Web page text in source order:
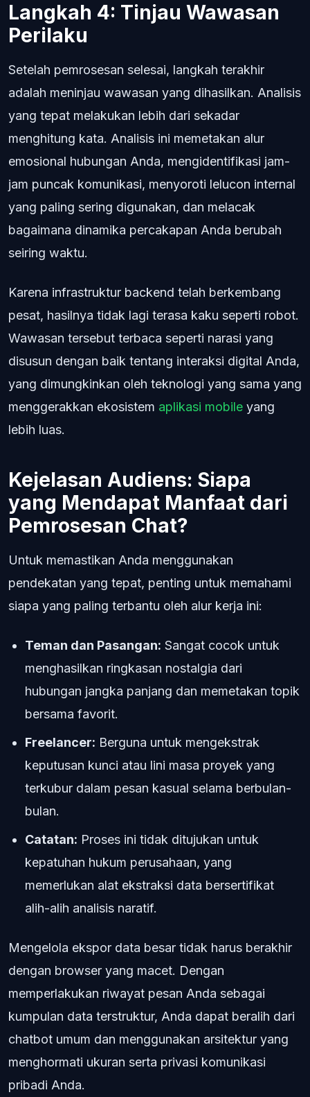
Langkah 4: Tinjau Wawasan
Perilaku
Setelah pemrosesan selesai, langkah terakhir
adalah meninjau wawasan yang dihasilkan. Analisis
yang tepat melakukan lebih dari sekadar
menghitung kata. Analisis ini memetakan alur
emosional hubungan Anda, mengidentifikasi jam-
jam puncak komunikasi, menyoroti lelucon internal
yang paling sering digunakan, dan melacak
bagaimana dinamika percakapan Anda berubah
seiring waktu.
Karena infrastruktur backend telah berkembang
pesat, hasilnya tidak lagi terasa kaku seperti robot.
Wawasan tersebut terbaca seperti narasi yang
disusun dengan baik tentang interaksi digital Anda,
yang dimungkinkan oleh teknologi yang sama yang
menggerakkan ekosistem aplikasi mobile yang
lebih luas.
Kejelasan Audiens: Siapa
yang Mendapat Manfaat dari
Pemrosesan Chat?
Untuk memastikan Anda menggunakan
pendekatan yang tepat, penting untuk memahami
siapa yang paling terbantu oleh alur kerja ini:
Teman dan Pasangan: Sangat cocok untuk
menghasilkan ringkasan nostalgia dari
hubungan jangka panjang dan memetakan topik
bersama favorit.
Freelancer: Berguna untuk mengekstrak
keputusan kunci atau lini masa proyek yang
terkubur dalam pesan kasual selama berbulan-
bulan.
Catatan: Proses ini tidak ditujukan untuk
kepatuhan hukum perusahaan, yang
memerlukan alat ekstraksi data bersertifikat
alih-alih analisis naratif.
Mengelola ekspor data besar tidak harus berakhir
dengan browser yang macet. Dengan
memperlakukan riwayat pesan Anda sebagai
kumpulan data terstruktur, Anda dapat beralih dari
chatbot umum dan menggunakan arsitektur yang
menghormati ukuran serta privasi komunikasi
pribadi Anda.